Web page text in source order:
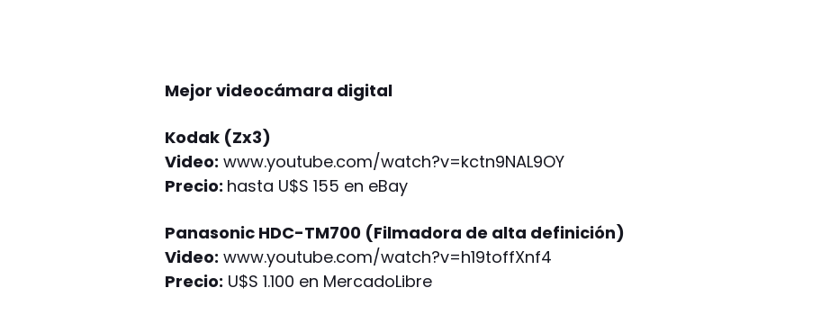
Mejor videocámara digital
Kodak (Zx3)
Video: www.youtube.com/watch?v=kctn9NAL9OY
Precio: hasta U$S 155 en eBay
Panasonic HDC-TM700 (Filmadora de alta definición)
Video: www.youtube.com/watch?v=h19toffXnf4
Precio: U$S 1.100 en MercadoLibre